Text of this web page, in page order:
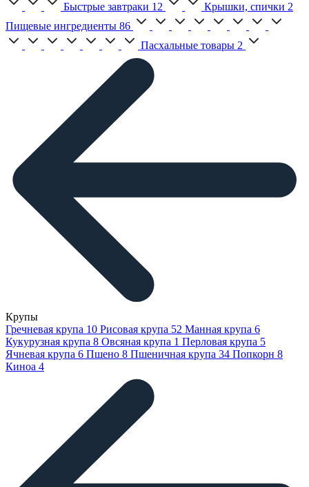
Быстрые завтраки 12 Крышки, спички 2
Пищевые ингредиенты 86
Пасхальные товары 2
Крупы
Гречневая крупа 10 Рисовая крупа 52 Манная крупа 6
Кукурузная крупа 8 Овсяная крупа 1 Перловая крупа 5
Ячневая крупа 6 Пшено 8 Пшеничная крупа 34 Попкорн 8
Киноа 4